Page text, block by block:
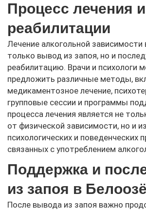
Процесс лечения и
реабилитации
Лечение алкогольной
только вывод из запоя, но и
реабилитацию. Врачи и психологи
предложить различные методы,
медикаментозное лечение,
групповые сессии и программы
процесса лечения является не
от физической зависимости, но и
психологических и поведенческих
связанных с употреблением
Поддержка и
из запоя в
После вывода из запоя важно